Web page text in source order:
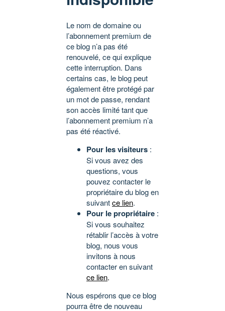
Le nom de domaine ou
l’abonnement premium de
ce blog n’a pas été
renouvelé, ce qui explique
cette interruption. Dans
certains cas, le blog peut
également être protégé par
un mot de passe, rendant
son accès limité tant que
l’abonnement premium n’a
pas été réactivé.
Pour les visiteurs :
Si vous avez des
questions, vous
pouvez contacter le
propriétaire du blog en
suivantce lien.
Pour le propriétaire :
Si vous souhaitez
rétablir l’accès à votre
blog, nous vous
invitons à nous
contacter en suivant
ce lien.
Nous espérons que ce blog
pourra être de nouveau